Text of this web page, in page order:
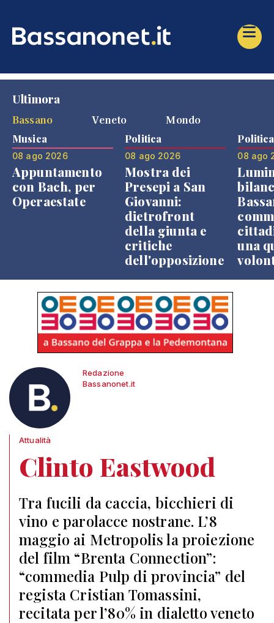
Ultimora
Bassano
Veneto Mondo
Musica
08 ago 2026
Appuntamento
con Bach, per
Operaestate
Politica
08 ago 2026
Mostra dei
Presepi a San
Giovanni:
dietrofront
della giunta e
critiche
dell'opposizione
Politica
08 ago
una
Redazione
Bassanonet.it
Attualità
Clinto Eastwood
Tra fucili da caccia, bicchieri di
vino e parolacce nostrane. L’8
maggio ai Metropolis la proiezione
del film “Brenta Connection”:
“commedia Pulp di provincia” del
regista Cristian Tomassini,
recitata per l’80% in dialetto veneto